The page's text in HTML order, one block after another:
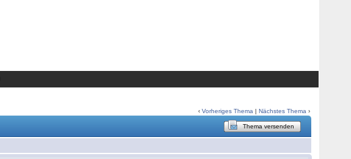
‹Vorheriges Thema |Nächstes Thema ›
Thema versenden